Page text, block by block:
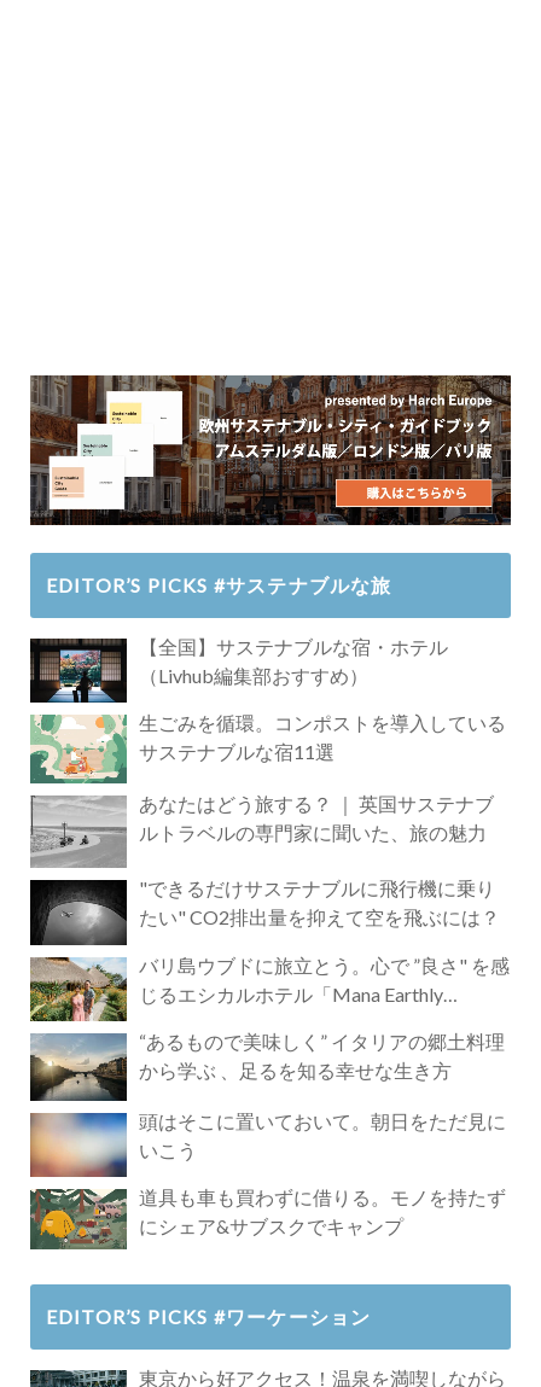
EDITOR’S PICKS #サステナブルな旅
【全国】サステナブルな宿・ホテル
（Livhub編集部おすすめ）
生ごみを循環。コンポストを導入している
サステナブルな宿11選
あなたはどう旅する？ ｜ 英国サステナブ
ルトラベルの専門家に聞いた、旅の魅力
"できるだけサステナブルに飛行機に乗り
たい" CO2排出量を抑えて空を飛ぶには？
バリ島ウブドに旅立とう。心で ”良さ" を感
じるエシカルホテル「Mana Earthly
“あるもので美味しく” イタリアの郷土料理
から学ぶ 、足るを知る幸せな生き方
頭はそこに置いておいて。朝日をただ見に
いこう
道具も車も買わずに借りる。モノを持たず
にシェア&サブスクでキャンプ
EDITOR’S PICKS #ワーケーション
東京から好アクセス！温泉を満喫しながら